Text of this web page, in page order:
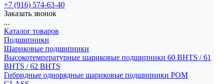
+7 (916) 574-63-40
Заказать звонок
...
Каталог товаров
Подшипники
Шариковые подшипники
Высокотемпературные шариковые подшипники 60 BHTS / 61
BHTS / 62 BHTS
Гибридные однорядные шариковые подшипники POM